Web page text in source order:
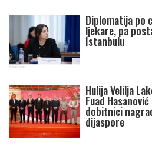
Diplomatija po
ljekare, pa
Istanbulu
Hulija Velilja
Fuad
dobitnici
dijaspore